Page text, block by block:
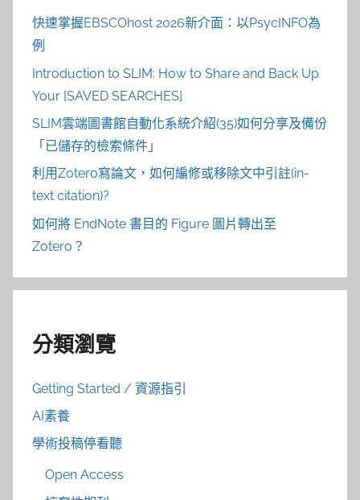
快速掌握EBSCOhost 2026新介面：以PsycINFO為
例
Introduction to SLIM: How to Share and Back Up
Your [SAVED SEARCHES]
SLIM雲端圖書館自動化系統介紹(35)如何分享及備份
「已儲存的檢索條件」
利用Zotero寫論文，如何編修或移除文中引註(in-
text citation)?
如何將 EndNote 書目的 Figure 圖片轉出至
Zotero？
分類瀏覽
Getting Started / 資源指引
AI素養
學術投稿停看聽
Open Access